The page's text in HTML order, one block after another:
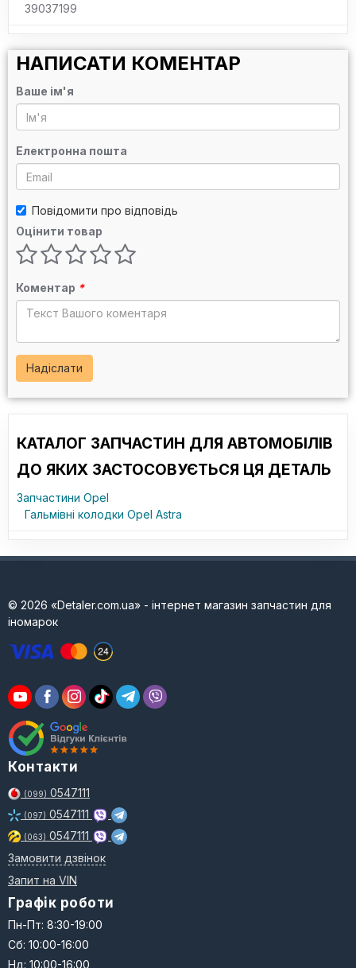
39037199
НАПИСАТИ КОМЕНТАР
Ваше ім'я
Електронна пошта
Повідомити про відповідь
Оцінити товар
Коментар *
Надіслати
КАТАЛОГ ЗАПЧАСТИН ДЛЯ АВТОМОБІЛІВ
ДО ЯКИХ ЗАСТОСОВУЄТЬСЯ ЦЯ ДЕТАЛЬ
Запчастини Opel
Гальмівні колодки Opel Astra
© 2026 «Detaler.com.ua» - інтернет магазин запчастин для
іномарок
Контакти
(099) 0547111
(097) 0547111
(063) 0547111
Замовити дзвінок
Запит на VIN
Графік роботи
Пн-Пт: 8:30-19:00
Сб: 10:00-16:00
Нд: 10:00-16:00